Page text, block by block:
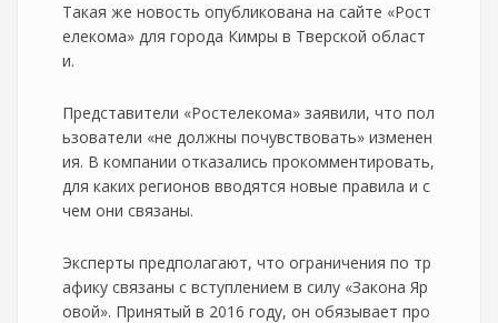
Такая же новость опубликована на сайте «Рост
елекома» для города Кимры в Тверской област
и.
Представители «Ростелекома» заявили, что пол
ьзователи «не должны почувствовать» изменен
ия. В компании отказались прокомментировать,
для каких регионов вводятся новые правила и с
чем они связаны.
Эксперты предполагают, что ограничения по тр
афику связаны с вступлением в силу «Закона Яр
овой». Принятый в 2016 году, он обязывает про